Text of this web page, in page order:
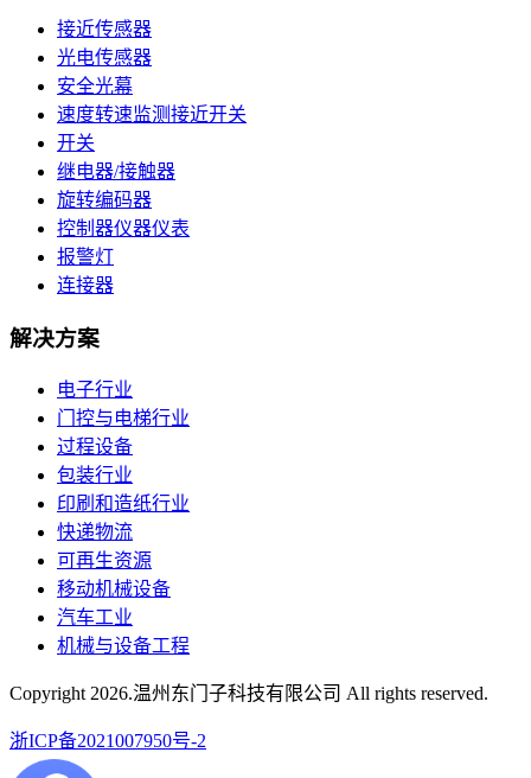
接近传感器
光电传感器
安全光幕
速度转速监测接近开关
开关
继电器/接触器
旋转编码器
控制器仪器仪表
报警灯
连接器
解决方案
电子行业
门控与电梯行业
过程设备
包装行业
印刷和造纸行业
快递物流
可再生资源
移动机械设备
汽车工业
机械与设备工程
Copyright2026.温州东门子科技有限公司 All rights reserved.
浙ICP备2021007950号-2